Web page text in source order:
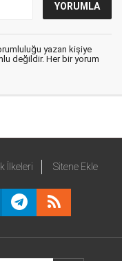
yazan kişiye
değildir. Her bir yorum
İlkeleri Sitene Ekle